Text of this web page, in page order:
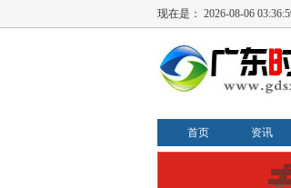
现在是： 2026-08-06
首页 资讯